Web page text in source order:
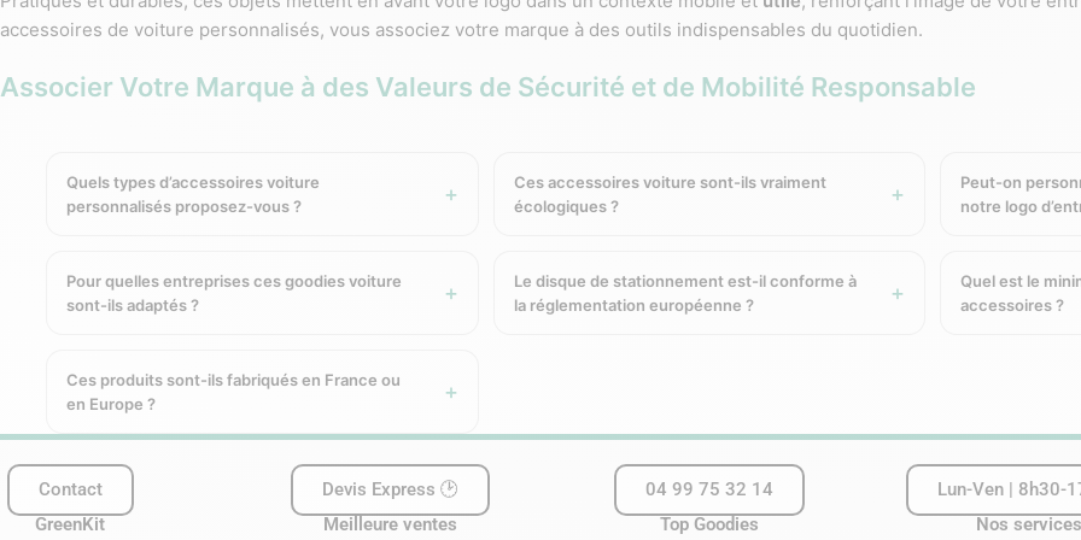
accessoires de voiture personnalisés, vous associez votre marque à des outils indispensables du quotidien.
Associer Votre Marque à des Valeurs de Sécurité et de Mobilité Responsable
quotidiens en privilégiant la
praticité
et la sécurité. Ces objets indispensables facilitent la conduite, améliorent l’organisation
choisissant ce type de cadeau, vous associez naturellement votre marque à des valeurs de
, d’utilité et de mobilité
Les Différents Types de d’Accessoires de Voiture Personnalisés
Ce disque de stationnement est fabriqué en papier couché moderne et brillant, garantissant une gestion durable des forêts
première. Son aspect lisse et de qualité offre un rendu propre et professionnel, idéal pour accueillir un logo ou un message
solide et résistante, il accompagne les conducteurs au quotidien, que ce soit pour les stationnements en zone bleue ou lors
accessoire à la fois utile,
et valorisant pour promouvoir une image de marque responsable.
Quels types d’accessoires voiture
personnalisés proposez-vous ?
Ces accessoires voiture sont-ils vraiment
écologiques ?
Peut-on
notre logo
Pour quelles entreprises ces goodies voiture
sont-ils adaptés ?
Le disque de stationnement est-il conforme à
la réglementation européenne ?
Quel est le
accessoires ?
Ces produits sont-ils fabriqués en France ou
en Europe ?
Contact
GreenKit
Devis Express 🕑
Meilleure ventes
04 99 75 32 14
Top Goodies
Lun-Ven | 8h30-
Nos services